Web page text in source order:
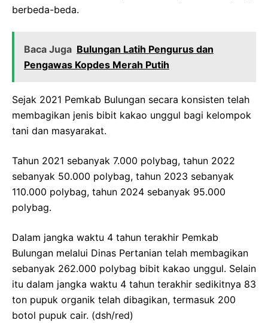
berbeda-beda.
Baca Juga Bulungan Latih Pengurus dan
Pengawas Kopdes Merah Putih
Sejak 2021 Pemkab Bulungan secara konsisten telah
membagikan jenis bibit kakao unggul bagi kelompok
tani dan masyarakat.
Tahun 2021 sebanyak 7.000 polybag, tahun 2022
sebanyak 50.000 polybag, tahun 2023 sebanyak
110.000 polybag, tahun 2024 sebanyak 95.000
polybag.
Dalam jangka waktu 4 tahun terakhir Pemkab
Bulungan melalui Dinas Pertanian telah membagikan
sebanyak 262.000 polybag bibit kakao unggul. Selain
itu dalam jangka waktu 4 tahun terakhir sedikitnya 83
ton pupuk organik telah dibagikan, termasuk 200
botol pupuk cair. (dsh/red)